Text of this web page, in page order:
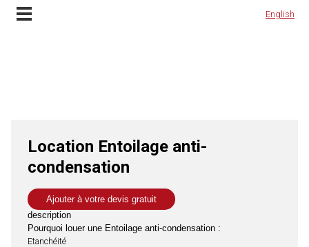
English
English
Entoilage anti-condensation et installation à Lyon, Rhône Alpes et en
Location Entoilage anti-
condensation
Ajouter à votre devis gratuit
description
Pourquoi louer une Entoilage anti-condensation :
Etanchéité